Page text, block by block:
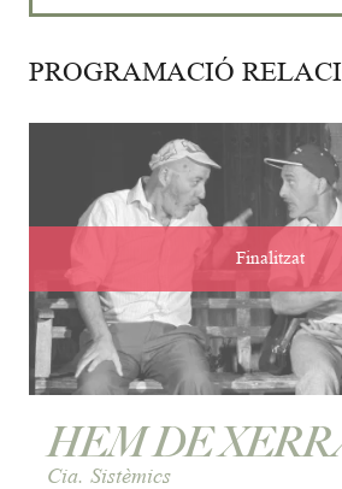
PROGRAMACIÓ
Finalitzat
HEM DE
Cia. Sistèmics